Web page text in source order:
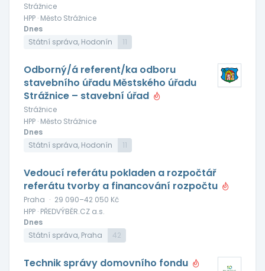
Strážnice
HPP · Město Strážnice
Dnes
Státní správa, Hodonín
11
Odborný/á referent/ka odboru
stavebního úřadu Městského úřadu
Strážnice – stavební úřad
Strážnice
HPP · Město Strážnice
Dnes
Státní správa, Hodonín
11
Vedoucí referátu pokladen a rozpočtář
referátu tvorby a financování rozpočtu
Praha · 29 090–42 050 Kč
HPP · PŘEDVÝBĚR.CZ a.s.
Dnes
Státní správa, Praha
42
Technik správy domovního fondu